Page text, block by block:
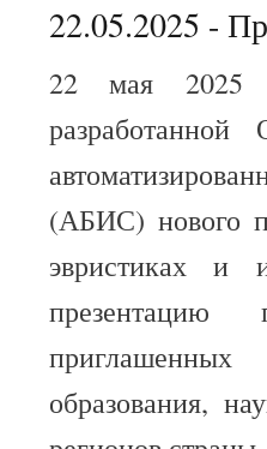
22.05.2025 -
22 мая 2025
(АБИС) нового
эвристиках и
презентацию
образования,